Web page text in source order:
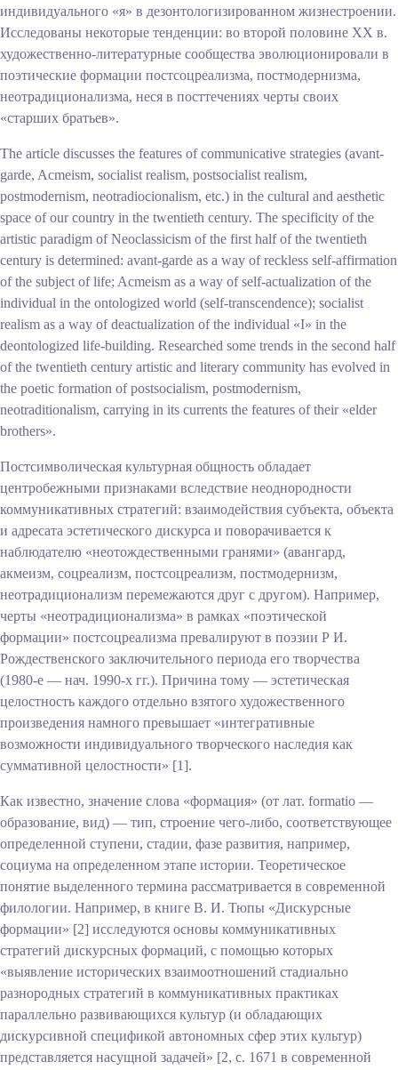
индивидуального «я» в дезонтологизированном жизнестроении.
Исследованы некоторые тенденции: во второй половине XX в.
художественно-литературные сообщества эволюционировали в
поэтические формации постсоцреализма, постмодернизма,
неотрадиционализма, неся в посттечениях черты своих
«старших братьев».
The article discusses the features of communicative strategies (avant-
garde, Acmeism, socialist realism, postsocialist realism,
postmodernism, neotradiocionalism, etc.) in the cultural and aesthetic
space of our country in the twentieth century. The specificity of the
artistic paradigm of Neoclassicism of the first half of the twentieth
century is determined: avant-garde as a way of reckless self-affirmation
of the subject of life; Acmeism as a way of self-actualization of the
individual in the ontologized world (self-transcendence); socialist
realism as a way of deactualization of the individual «I» in the
deontologized life-building. Researched some trends in the second half
of the twentieth century artistic and literary community has evolved in
the poetic formation of postsocialism, postmodernism,
neotraditionalism, carrying in its currents the features of their «elder
brothers».
Постсимволическая культурная общность обладает
центробежными признаками вследствие неоднородности
коммуникативных стратегий: взаимодействия субъекта, объекта
и адресата эстетического дискурса и поворачивается к
наблюдателю «неотождественными гранями» (авангард,
акмеизм, соцреализм, постсоцреализм, постмодернизм,
неотрадиционализм перемежаются друг с другом). Например,
черты «неотрадиционализма» в рамках «поэтической
формации» постсоцреализма превалируют в поэзии Р И.
Рождественского заключительного периода его творчества
(1980-е — нач. 1990-х гг.). Причина тому — эстетическая
целостность каждого отдельно взятого художественного
произведения намного превышает «интегративные
возможности индивидуального творческого наследия как
суммативной целостности» [1].
Как известно, значение слова «формация» (от лат. formatio —
образование, вид) — тип, строение чего-либо, соответствующее
определенной ступени, стадии, фазе развития, например,
социума на определенном этапе истории. Теоретическое
понятие выделенного термина рассматривается в современной
филологии. Например, в книге В. И. Тюпы «Дискурсные
формации» [2] исследуются основы коммуникативных
стратегий дискурсных формаций, с помощью которых
«выявление исторических взаимоотношений стадиально
разнородных стратегий в коммуникативных практиках
параллельно развивающихся культур (и обладающих
дискурсивной спецификой автономных сфер этих культур)
представляется насущной задачей» [2, с. 1671 в современной